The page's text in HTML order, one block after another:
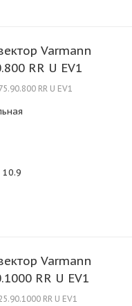
Varmann
RR U EV1
RR U EV1
10.9
Varmann
RR U EV1
RR U EV1